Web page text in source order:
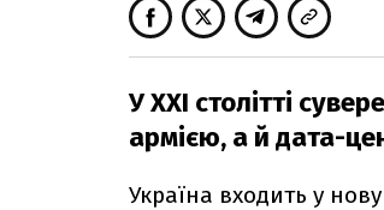
У XXI столітті
армією, а й дата-
Україна входить у